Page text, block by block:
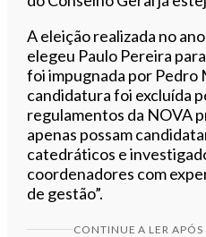
A eleição realizada no
elegeu Paulo Pereira
foi impugnada por Pedro
candidatura foi excluída
regulamentos da NOVA
apenas possam
catedráticos e
coordenadores com
de gestão”.
CONTINUE A LER